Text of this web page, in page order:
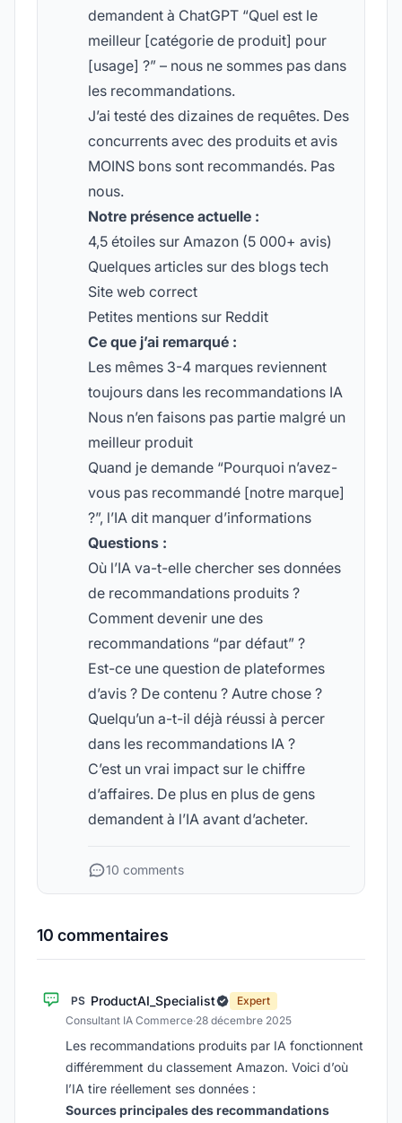
demandent à ChatGPT “Quel est le
meilleur [catégorie de produit] pour
[usage] ?” – nous ne sommes pas dans
les recommandations.
J’ai testé des dizaines de requêtes. Des
concurrents avec des produits et avis
MOINS bons sont recommandés. Pas
nous.
Notre présence actuelle :
4,5 étoiles sur Amazon (5 000+ avis)
Quelques articles sur des blogs tech
Site web correct
Petites mentions sur Reddit
Ce que j’ai remarqué :
Les mêmes 3-4 marques reviennent
toujours dans les recommandations IA
Nous n’en faisons pas partie malgré un
meilleur produit
Quand je demande “Pourquoi n’avez-
vous pas recommandé [notre marque]
?”, l’IA dit manquer d’informations
Questions :
Où l’IA va-t-elle chercher ses données
de recommandations produits ?
Comment devenir une des
recommandations “par défaut” ?
Est-ce une question de plateformes
d’avis ? De contenu ? Autre chose ?
Quelqu’un a-t-il déjà réussi à percer
dans les recommandations IA ?
C’est un vrai impact sur le chiffre
d’affaires. De plus en plus de gens
demandent à l’IA avant d’acheter.
10 comments
10 commentaires
PS ProductAI_Specialist
Expert
Consultant IA Commerce·28 décembre 2025
Les recommandations produits par IA fonctionnent
différemment du classement Amazon. Voici d’où
l’IA tire réellement ses données :
Sources principales des recommandations